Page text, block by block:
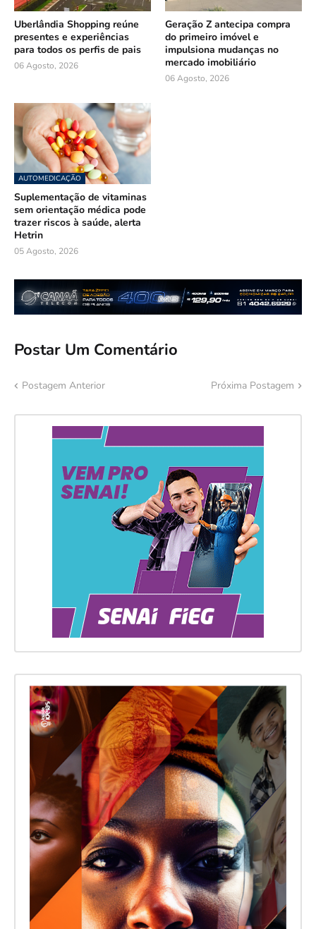
Uberlândia Shopping reúne
presentes e experiências
para todos os perfis de pais
06 Agosto, 2026
Geração Z antecipa compra
do primeiro imóvel e
impulsiona mudanças no
mercado imobiliário
06 Agosto, 2026
AUTOMEDICAÇÃO
Suplementação de vitaminas
sem orientação médica pode
trazer riscos à saúde, alerta
Hetrin
05 Agosto, 2026
Postar Um Comentário
Postagem Anterior Próxima Postagem